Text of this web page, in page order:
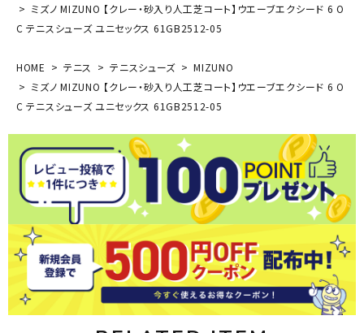
ミズノ MIZUNO 【クレー・砂入り人工芝コート】ウエーブエクシード 6 O
C テニスシューズ ユニセックス 61GB2512-05
HOME テニス テニスシューズ
MIZUNO
ミズノ MIZUNO 【クレー・砂入り人工芝コート】ウエーブエクシード 6 O
C テニスシューズ ユニセックス 61GB2512-05